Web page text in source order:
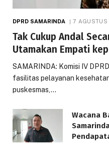
DPRD SAMARINDA 7
Tak Cukup Andal
Utamakan Empati
SAMARINDA: Komisi IV
fasilitas pelayanan
puskesmas,…
Wacana